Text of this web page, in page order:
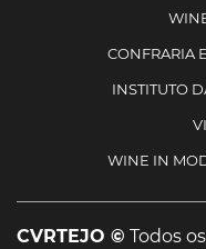
CONFRARIA
INSTITUTO
WINE IN
CVRTEJO © Todos